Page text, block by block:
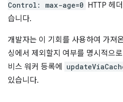
Control: max-age=0 HTTP 헤
습니다.
개발자는 이 기회를 사용하여 가져
싱에서 제외할지 여부를 명시적으
비스 워커 등록에
있습니다.